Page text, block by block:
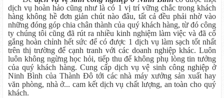
dịch vụ hoàn hảo cũng như là có 1 vị trí vững chắc trong khách
hàng không hề đơn giản chút nào đâu, tất cả đều phải nhờ vào
những đóng góp chia chân thành của quý khách hàng, từ đó công
ty chúng tôi cũng đã rút ra nhiều kinh nghiệm làm việc và đã cố
gắng hoàn chỉnh hết sức để có được 1 dịch vụ làm sạch tốt nhất
trên thị trường để cạnh tranh với các doanh nghiệp khác. Luôn
luôn không ngừng học hỏi, tiếp thu để không phụ lòng tin tưởng
của quý khách hàng. Cung cấp dịch vụ vệ sinh công nghiệp ở
Ninh Bình của Thành Đô tới các nhà máy xưởng sản xuất hay
văn phòng, nhà ở... cam kết dịch vụ chất lượng, an toàn cho quý
khách.